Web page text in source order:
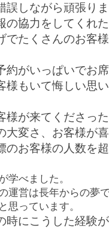
誤しながら頑張りま
の協力をしてくれ
でたくさんのお客
約がいっぱいでお
様もいて悔しい思
様が来てくださっ
大変さ、お客様が
のお客様の人数を
学べました。
運営は長年からの夢
思っています。
時にこうした経験